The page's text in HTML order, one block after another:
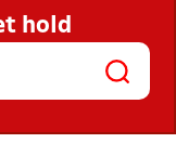
OG
hold